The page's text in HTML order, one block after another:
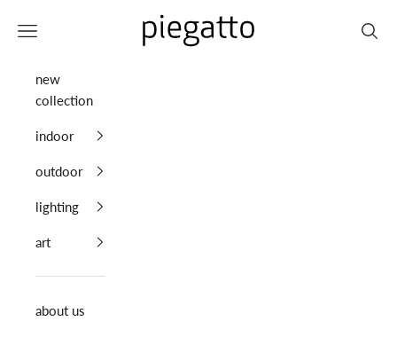
Piegatto
Navigation menu Search
new
collection
indoor
outdoor
lighting
art
about us